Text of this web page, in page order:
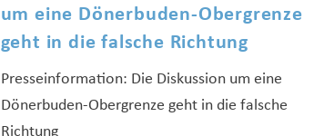
um eine Dönerbuden-Obergrenze
geht in die falsche Richtung
Presseinformation: Die Diskussion um eine
Dönerbuden-Obergrenze geht in die falsche
Richtung